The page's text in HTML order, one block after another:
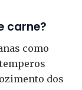
carne?
como
dos